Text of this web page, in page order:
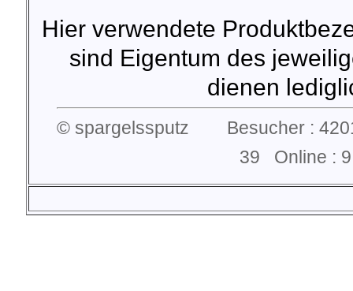
Hier verwendete
sind Eigentum des
dienen
© spargelssputz Besucher :
39 Online